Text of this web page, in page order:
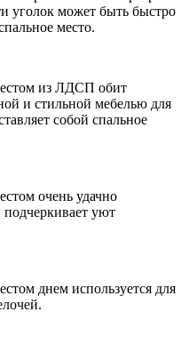
уголок может быть быстро
место.
из ЛДСП обит
и стильной мебелью для
собой спальное
очень удачно
подчеркивает уют
днем используется для